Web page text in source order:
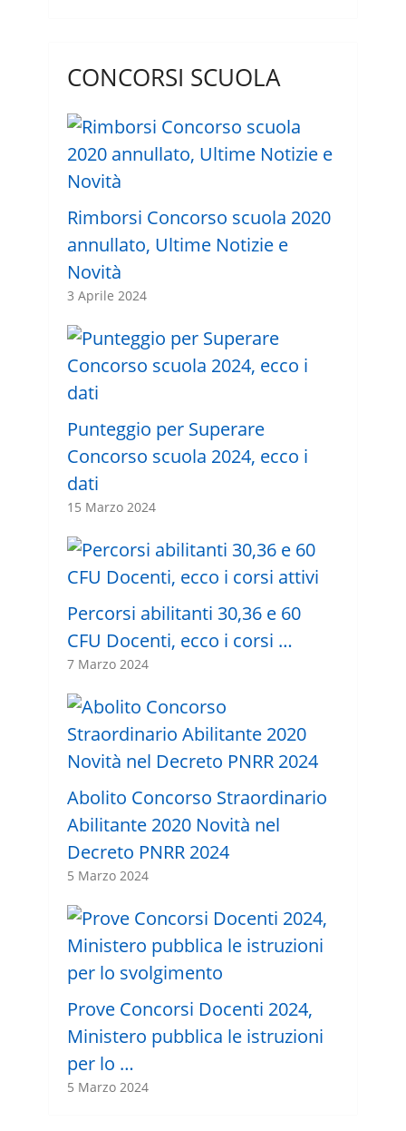
CONCORSI SCUOLA
Rimborsi Concorso scuola 2020
annullato, Ultime Notizie e
Novità
3 Aprile 2024
Punteggio per Superare
Concorso scuola 2024, ecco i
dati
15 Marzo 2024
Percorsi abilitanti 30,36 e 60
CFU Docenti, ecco i corsi …
7 Marzo 2024
Abolito Concorso Straordinario
Abilitante 2020 Novità nel
Decreto PNRR 2024
5 Marzo 2024
Prove Concorsi Docenti 2024,
Ministero pubblica le istruzioni
per lo …
5 Marzo 2024